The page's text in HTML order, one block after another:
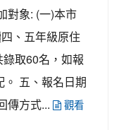
對象: (一)本市
、五年級原住
取60名，如報
五、報名日期
傳方式...
觀看